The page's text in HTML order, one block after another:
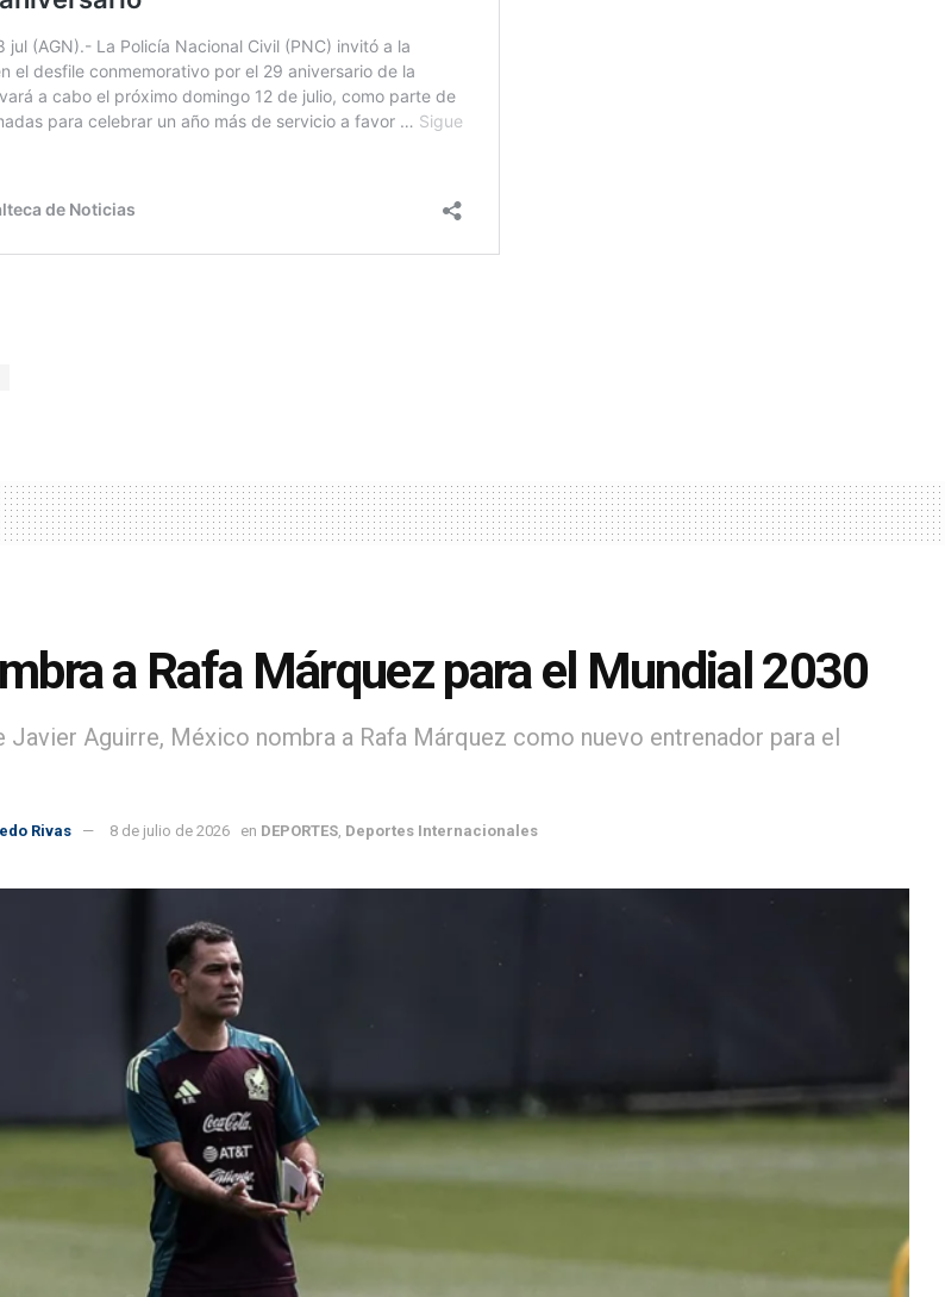
a Rafa Márquez para el Mundial 2030
Javier Aguirre, México nombra a Rafa Márquez como nuevo entrenador para el
Rivas 8 de julio de 2026 en DEPORTES Deportes Internacionales